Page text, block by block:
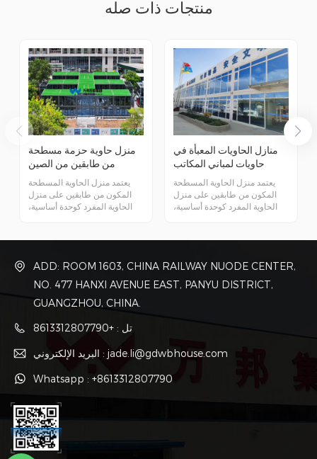
منتجات ذات صله
منزل حاوية حزمة مسطحة
من طابقين من الصين
يعتمد منزل الحاوية المسطحة
المكون من طابقين على منزل
الحاوية المفرد كوحدة أساسية،
ووصلة الترباس، ويتم توصيل
البراغي.
منازل الحاويات المعبأة في
حاويات لمباني المكاتب
المؤقتة
يعتمد منزل الحاوية المسطحة
المكون من طابقين على منزل
الحاوية المفرد كوحدة أساسية،
ووصلة الترباس، ويتم توصيل
البراغي.
ADD: ROOM 1603, CHINA RAILWAY NUODE CENTER,
NO. 477 HANXI AVENUE EAST, PANYU DISTRICT,
GUANGZHOU, CHINA.
تل : +8613312807790
البريد الإلكتروني : jade.li@gdwbhouse.com
Whatsapp : +8613312807790